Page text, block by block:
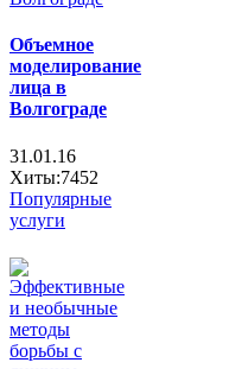
Объемное
моделирование
лица в
Волгограде
31.01.16
Хиты:7452
Популярные
услуги